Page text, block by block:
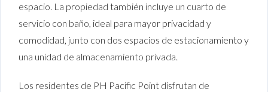
espacio. La propiedad también incluye un cuarto de
servicio con baño, ideal para mayor privacidad y
comodidad, junto con dos espacios de estacionamiento y
una unidad de almacenamiento privada.
Los residentes de PH Pacific Point disfrutan de